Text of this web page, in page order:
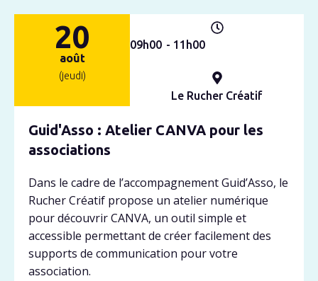
20
août
(jeudi)
09h00 - 11h00
Le Rucher Créatif
Guid'Asso : Atelier CANVA pour les
associations
Dans le cadre de l’accompagnement Guid’Asso, le
Rucher Créatif propose un atelier numérique
pour découvrir CANVA, un outil simple et
accessible permettant de créer facilement des
supports de communication pour votre
association.